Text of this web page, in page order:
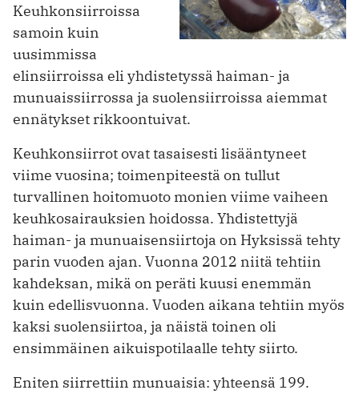
Keuhkonsiirroissa
samoin kuin
uusimmissa
elinsiirroissa eli yhdistetyssä haiman- ja
munuaissiirrossa ja suolensiirroissa aiemmat
ennätykset rikkoontuivat.
Keuhkonsiirrot ovat tasaisesti lisääntyneet
viime vuosina; toimenpiteestä on tullut
turvallinen hoitomuoto monien viime vaiheen
keuhkosairauksien hoidossa. Yhdistettyjä
haiman- ja munuaisensiirtoja on Hyksissä tehty
parin vuoden ajan. Vuonna 2012 niitä tehtiin
kahdeksan, mikä on peräti kuusi enemmän
kuin edellisvuonna. Vuoden aikana tehtiin myös
kaksi suolensiirtoa, ja näistä toinen oli
ensimmäinen aikuispotilaalle tehty siirto.
Eniten siirrettiin munuaisia: yhteensä 199.